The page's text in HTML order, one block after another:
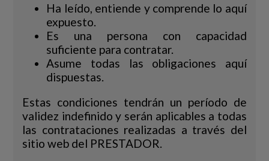
Ha leído, entiende y comprende lo aquí
expuesto.
Es una persona con capacidad
suficiente para contratar.
Asume todas las obligaciones aquí
dispuestas.
Estas condiciones tendrán un período de
validez indefinido y serán aplicables a todas
las contrataciones realizadas a través del
sitio web del PRESTADOR.